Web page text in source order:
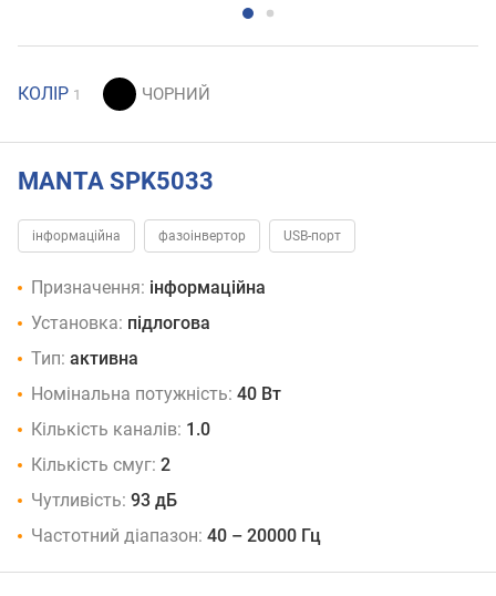
КОЛІР 1
MANTA SPK5033
інформаційна фазоінвертор USB-порт
Призначення: інформаційна
Установка: підлогова
Тип: активна
Номінальна потужність: 40 Вт
Кількість каналів: 1.0
Кількість смуг: 2
Чутливість: 93 дБ
Частотний діапазон: 40 – 20000 Гц